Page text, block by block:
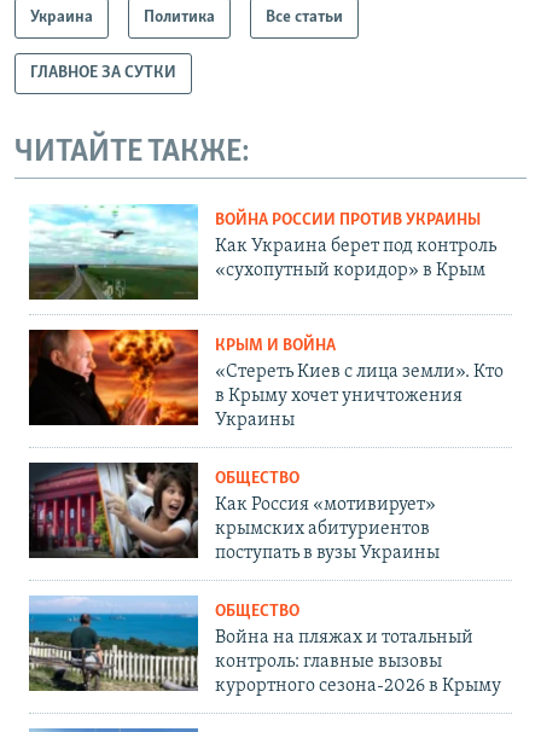
Украина Политика Все статьи
ГЛАВНОЕ ЗА СУТКИ
ЧИТАЙТЕ ТАКЖЕ:
ВОЙНА РОССИИ ПРОТИВ УКРАИНЫ
Как Украина берет под контроль
«сухопутный коридор» в Крым
КРЫМ И ВОЙНА
«Стереть Киев с лица земли». Кто
в Крыму хочет уничтожения
Украины
ОБЩЕСТВО
Как Россия «мотивирует»
крымских абитуриентов
поступать в вузы Украины
ОБЩЕСТВО
Война на пляжах и тотальный
контроль: главные вызовы
курортного сезона-2026 в Крыму